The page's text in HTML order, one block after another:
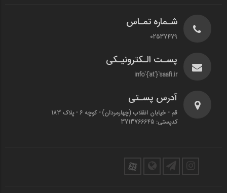
شـماره تمـاس
02537479
پسـت الـکترونیـکی
info`{`at`}`saafi.ir
آدرس پسـتی
قم - خیابان انقلاب (چهارمردان)‌ - کوچه 6 - پلاک 183
کدپستی: 3713766645